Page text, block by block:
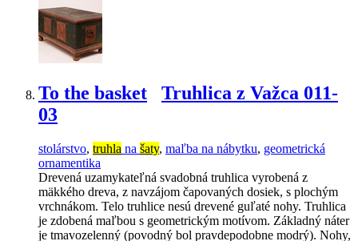
To the basket
Truhlica z Važca 011-
03
stolárstvo, truhla na šaty, maľba na nábytku, geometrická
ornamentika
Drevená uzamykateľná svadobná truhlica vyrobená z
mäkkého dreva, z navzájom čapovaných dosiek, s plochým
vrchnákom. Telo truhlice nesú drevené guľaté nohy. Truhlica
je zdobená maľbou s geometrickým motívom. Základný náter
je tmavozelenný (povodný bol pravdepodobne modrý). Nohy,